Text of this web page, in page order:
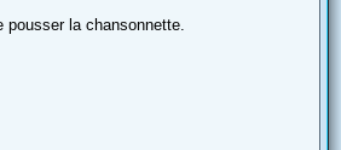
pousser la chansonnette.